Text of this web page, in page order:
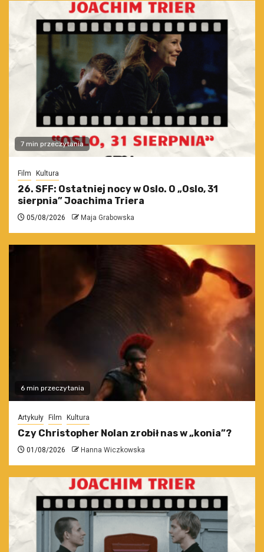
7 min przeczytania
Film Kultura
26. SFF: Ostatniej nocy w Oslo. O „Oslo, 31
sierpnia” Joachima Triera
05/08/2026 Maja Grabowska
6 min przeczytania
Artykuły Film Kultura
Czy Christopher Nolan zrobił nas w „konia”?
01/08/2026 Hanna Wiczkowska